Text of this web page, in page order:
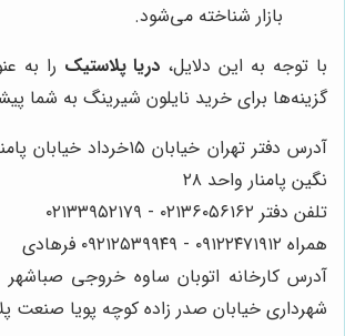
بازار شناخته می‌شود.
با توجه به این دلایل، دریا پلاستیک را به
گزینه‌ها برای خرید نایلون شیرینگ به شما
نگین پامنار واحد ۲۸
تلفن دفتر ۰۲۱۳۶۰۵۶۱۶۲ - ۰۲۱۳۳۹۵۲۱۷۹
همراه ۰۹۱۲۲۴۷۱۹۱۲ - ۰۹۲۱۲۵۳۹۹۴۹ فرهادی
آدرس کارخانه اتوبان ساوه خروجی
شهرداری خیابان صدر زاده کوچه پویا صنعت